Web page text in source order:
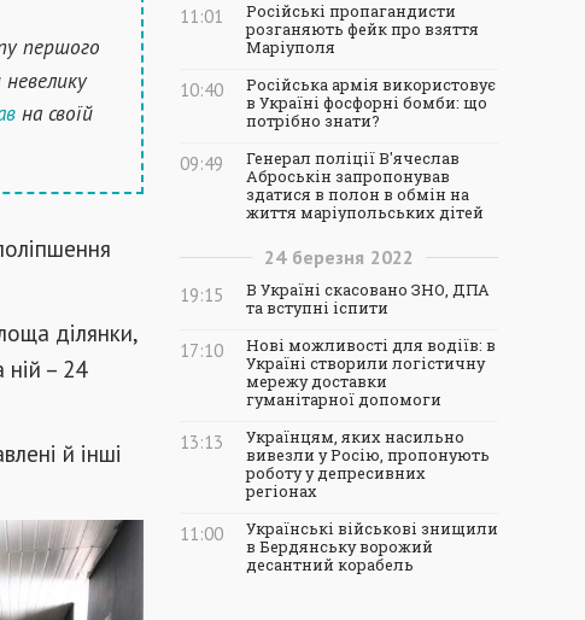
першого
на своїй
ділянки,
ній – 24
й інші
11:01
Російські пропагандисти
розганяють фейк про взяття
Маріуполя
10:40
Російська армія використовує
в Україні фосфорні бомби: що
потрібно знати?
09:49
Генерал поліції В'ячеслав
Аброськін запропонував
здатися в полон в обмін на
життя маріупольських дітей
24 березня 2022
19:15
В Україні скасовано ЗНО, ДПА
та вступні іспити
17:10
Нові можливості для водіїв: в
Україні створили логістичну
мережу доставки
гуманітарної допомоги
13:13
Українцям, яких насильно
вивезли у Росію, пропонують
роботу у депресивних
регіонах
11:00
Українські військові знищили
в Бердянську ворожий
десантний корабель